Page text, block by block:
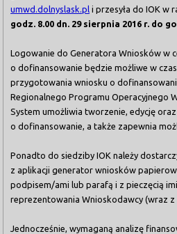
umwd.dolnyslask.pl i przesyła do IOK w
godz. 8.00 dn. 29 sierpnia 2016 r. do
Logowanie do Generatora Wniosków w
o dofinansowanie będzie możliwe w
przygotowania wniosku o
Regionalnego Programu Operacyjnego
System umożliwia tworzenie, edycję
o dofinansowanie, a także zapewnia
Ponadto do siedziby IOK należy
z aplikacji generator wniosków
podpisem/ami lub parafą i z pieczęcią
reprezentowania Wnioskodawcy (wraz z
Jednocześnie, wymaganą analizę